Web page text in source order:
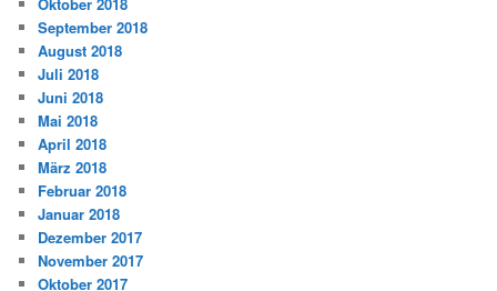
Oktober 2018
September 2018
August 2018
Juli 2018
Juni 2018
Mai 2018
April 2018
März 2018
Februar 2018
Januar 2018
Dezember 2017
November 2017
Oktober 2017